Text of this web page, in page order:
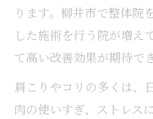
ります。柳井市で整体院
した施術を行う院が増え
て高い改善効果が期待で
肩こりやコリの多くは、
肉の使いすぎ、ストレス